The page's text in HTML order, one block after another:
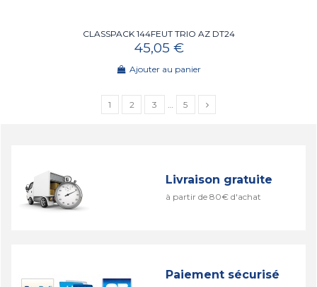
CLASSPACK 144FEUT TRIO AZ DT24
45,05 €
Ajouter au panier
1 2 3 5
Livraison gratuite
à partir de 80€ d'achat
Paiement sécurisé